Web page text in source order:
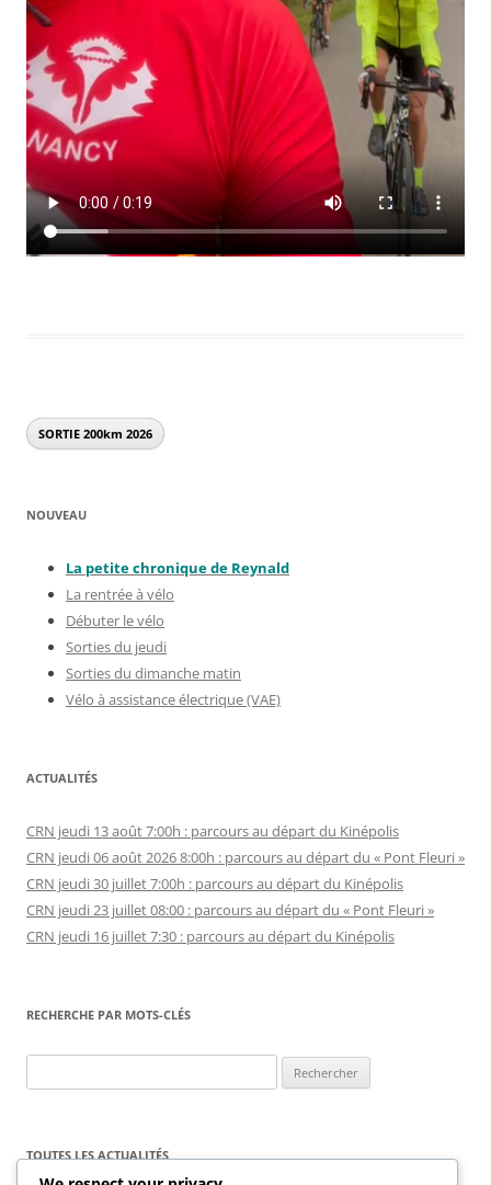
SORTIE 200km 2026
NOUVEAU
La petite chronique de Reynald
La rentrée à vélo
Débuter le vélo
Sorties du jeudi
Sorties du dimanche matin
Vélo à assistance électrique (VAE)
ACTUALITÉS
CRN jeudi 13 août 7:00h : parcours au départ du Kinépolis
CRN jeudi 06 août 2026 8:00h : parcours au départ du « Pont Fleuri »
CRN jeudi 30 juillet 7:00h : parcours au départ du Kinépolis
CRN jeudi 23 juillet 08:00 : parcours au départ du « Pont Fleuri »
CRN jeudi 16 juillet 7:30 : parcours au départ du Kinépolis
RECHERCHE PAR MOTS-CLÉS
TOUTES LES ACTUALITÉS